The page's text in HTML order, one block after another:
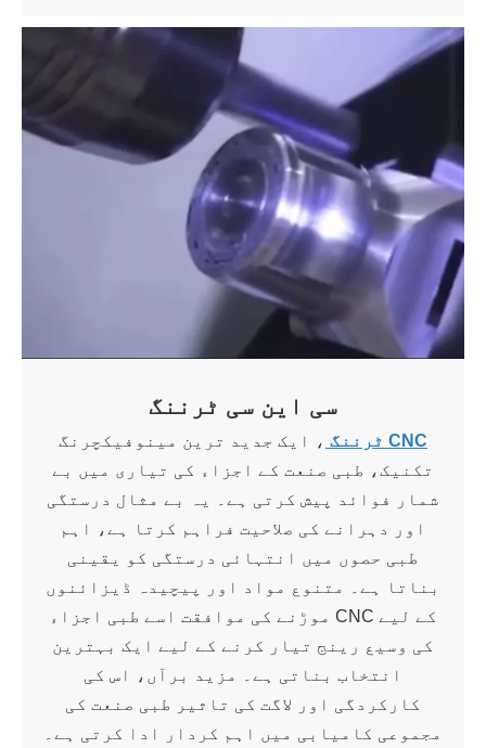
سی این سی ٹرننگ
CNC ٹرننگ
، ایک جدید ترین مینوفیکچرنگ
تکنیک، طبی صنعت کے اجزاء کی تیاری میں بے
شمار فوائد پیش کرتی ہے۔ یہ بے مثال درستگی
اور دہرانے کی صلاحیت فراہم کرتا ہے، اہم
طبی حصوں میں انتہائی درستگی کو یقینی
بناتا ہے۔ متنوع مواد اور پیچیدہ ڈیزائنوں
کے لیے CNC موڑنے کی موافقت اسے طبی اجزاء
کی وسیع رینج تیار کرنے کے لیے ایک بہترین
انتخاب بناتی ہے۔ مزید برآں، اس کی
کارکردگی اور لاگت کی تاثیر طبی صنعت کی
مجموعی کامیابی میں اہم کردار ادا کرتی ہے۔